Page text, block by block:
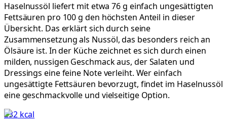
Haselnussöl liefert mit etwa 76 g einfach ungesättigten
Fettsäuren pro 100 g den höchsten Anteil in dieser
Übersicht. Das erklärt sich durch seine
Zusammensetzung als Nussöl, das besonders reich an
Ölsäure ist. In der Küche zeichnet es sich durch einen
milden, nussigen Geschmack aus, der Salaten und
Dressings eine feine Note verleiht. Wer einfach
ungesättigte Fettsäuren bevorzugt, findet im Haselnussöl
eine geschmackvolle und vielseitige Option.
232kcal